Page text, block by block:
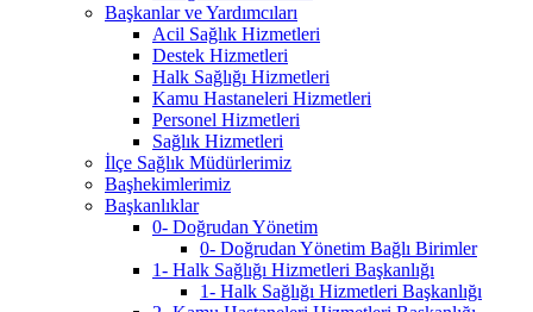
Başkanlar ve Yardımcıları
Acil Sağlık Hizmetleri
Destek Hizmetleri
Halk Sağlığı Hizmetleri
Kamu Hastaneleri Hizmetleri
Personel Hizmetleri
Sağlık Hizmetleri
İlçe Sağlık Müdürlerimiz
Başhekimlerimiz
Başkanlıklar
0- Doğrudan Yönetim
0- Doğrudan Yönetim Bağlı Birimler
1- Halk Sağlığı Hizmetleri Başkanlığı
1- Halk Sağlığı Hizmetleri Başkanlığı